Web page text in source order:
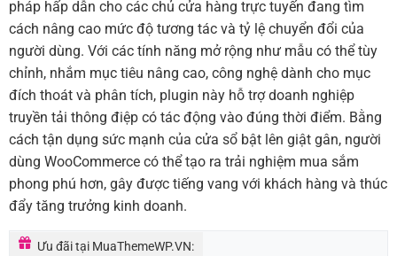
800,000 ₫.
là:
50,000 ₫.
pháp hấp dẫn cho các chủ cửa hàng trực tuyến đang tìm
cách nâng cao mức độ tương tác và tỷ lệ chuyển đổi của
người dùng. Với các tính năng mở rộng như mẫu có thể tùy
chỉnh, nhắm mục tiêu nâng cao, công nghệ dành cho mục
đích thoát và phân tích, plugin này hỗ trợ doanh nghiệp
truyền tải thông điệp có tác động vào đúng thời điểm. Bằng
cách tận dụng sức mạnh của cửa sổ bật lên giật gân, người
dùng WooCommerce có thể tạo ra trải nghiệm mua sắm
phong phú hơn, gây được tiếng vang với khách hàng và thúc
đẩy tăng trưởng kinh doanh.
Ưu đãi tại MuaThemeWP.VN: